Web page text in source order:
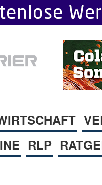
RLP